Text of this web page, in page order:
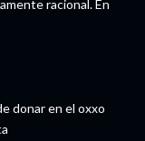
racional. En
donar en el oxxo